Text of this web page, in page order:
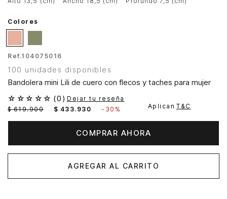
Colores
Ref.104075016
100 unidades disponibles
Bandolera mini Lili de cuero con flecos y taches para mujer
☆ ☆ ☆ ☆ ☆ (0 ) Dejar tu reseña
$ 619.900 $ 433. 930 - 30% Aplican T&C
COMPRAR AHORA
AGREGAR AL CARRITO